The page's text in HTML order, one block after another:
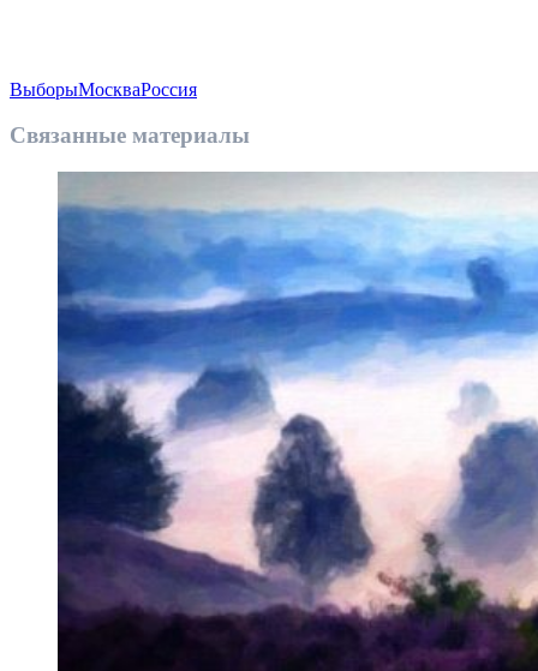
ВыборыМоскваРоссия
Связанные материалы